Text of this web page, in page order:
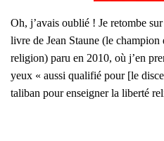
Oh, j’a­vais oublié ! Je retombe
livre de Jean Staune (le
reli­gion) paru en 2010, où j’en
yeux « aus­si qua­li­fié pour [le
tali­ban pour ensei­gner la liber­té